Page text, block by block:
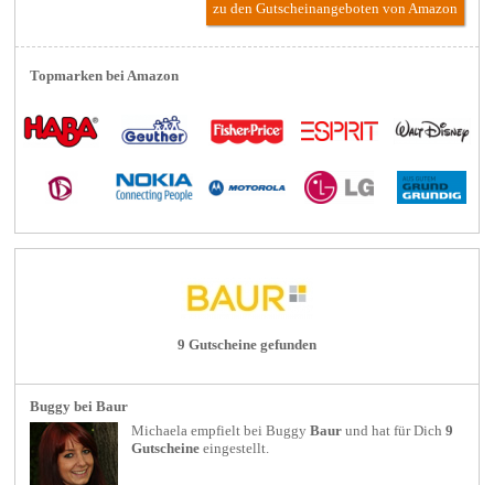
zu den Gutscheinangeboten von Amazon
Topmarken bei Amazon
9 Gutscheine gefunden
Buggy bei Baur
Michaela empfielt beiBuggy Baur und hat für Dich9
Gutscheine eingestellt.